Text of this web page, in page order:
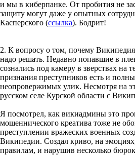
и мы в киберпанке. От пробития не
защиту могут даже у опытных
Касперского (ссылка). Бодрит!
2. К вопросу о том, почему
надо решать. Недавно попавшие в
сознались под камеру в зверствах на
признания преступников есть и
неопровержимых улик. Несмотря на
русском селе Курской области с
Я посмотрел, как викиадмины это
мошеннического креатива тоже не
преступлении вражеских военных
Википедии. Создал криво, на
правилам, и нарушив несколько